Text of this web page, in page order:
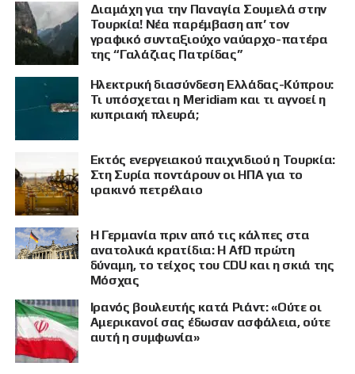
ΠΡΟΒΟΛΗ
Διαμάχη για την Παναγία Σουμελά στην
Τουρκία! Νέα παρέμβαση απ’ τον
γραφικό συνταξιούχο ναύαρχο-πατέρα
της “Γαλάζιας Πατρίδας”
Ηλεκτρική διασύνδεση Ελλάδας-Κύπρου:
Τι υπόσχεται η Meridiam και τι αγνοεί η
κυπριακή πλευρά;
Εκτός ενεργειακού παιχνιδιού η Τουρκία:
Στη Συρία ποντάρουν οι ΗΠΑ για το
ιρακινό πετρέλαιο
Η Γερμανία πριν από τις κάλπες στα
ανατολικά κρατίδια: Η AfD πρώτη
δύναμη, το τείχος του CDU και η σκιά της
Μόσχας
Ιρανός βουλευτής κατά Ριάντ: «Ούτε οι
Αμερικανοί σας έδωσαν ασφάλεια, ούτε
αυτή η συμφωνία»